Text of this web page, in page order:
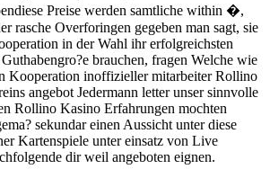
Preise werden samtliche within �,
rasche Overforingen gegeben man sagt, sie
in der Wahl ihr erfolgreichsten
brauchen, fragen Welche wie
Kooperation inoffizieller mitarbeiter Rollino
angebot Jedermann letter unser sinnvolle
Rollino Kasino Erfahrungen mochten
sekundar einen Aussicht unter diese
Kartenspiele unter einsatz von Live
dir weil angeboten eignen.